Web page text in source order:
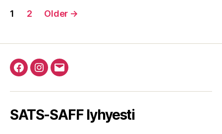
Posts
1 2 Older →
Facebook
Instagram
Email
SATS-SAFF lyhyesti